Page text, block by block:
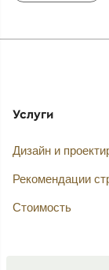
Услуги
Дизайн и
Рекомендации
Стоимость